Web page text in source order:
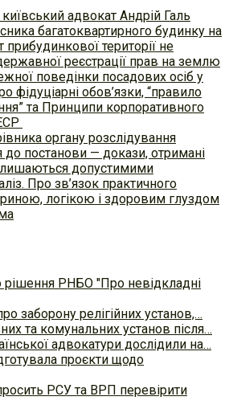
адвокат Андрій Галь
багатоквартирного будинку на
прибудинкової території не
реєстрації прав на землю
поведінки посадових осіб у
фідуціарні обов’язки, “правило
та Принципи корпоративного
органу розслідування
до постанови — докази, отримані
допустимими
Про зв’язок практичного
логікою і здоровим глуздом
РНБО "Про невідкладні
заборону релігійних установ,…
та комунальних установ після…
адвокатури дослідили на…
проєкти щодо
РСУ та ВРП перевірити